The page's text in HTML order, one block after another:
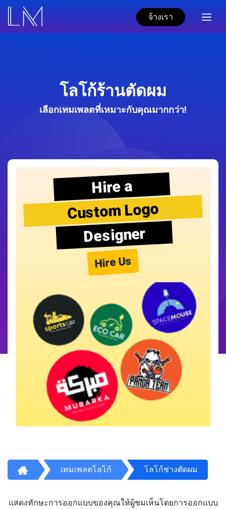
จ้างเรา
โลโก้ร้านตัดผม
เลือกเทมเพลตที่เหมาะกับคุณมากกว่า!
Hire a
Custom Logo
Designer
Hire Us
เทมเพลตโลโก้ โลโก้ช่างตัดผม
แสดงทักษะการออกแบบของคุณให้ผู้ชมเห็นโดยการออกแบบ